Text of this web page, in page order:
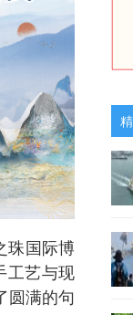
珠国际博
工艺与现
圆满的句